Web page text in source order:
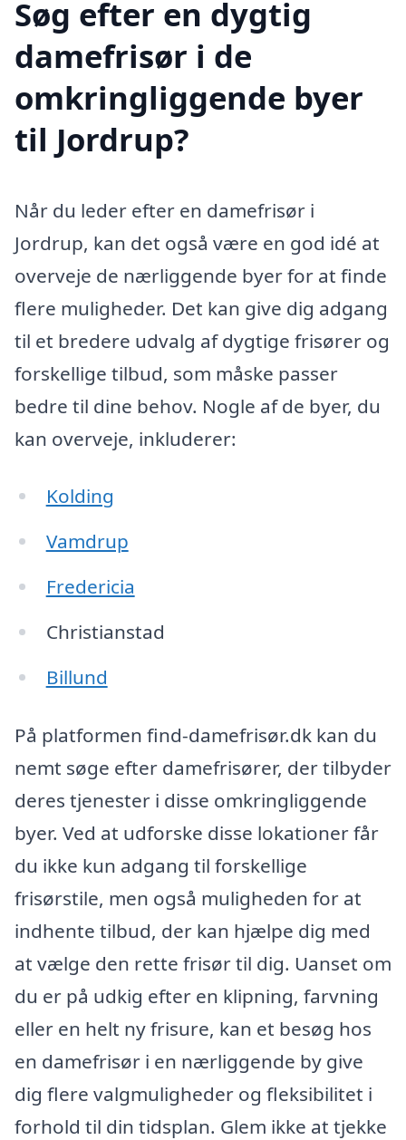
Søg efter en dygtig
damefrisør i de
omkringliggende byer
til Jordrup?
Når du leder efter en damefrisør i
Jordrup, kan det også være en god idé at
overveje de nærliggende byer for at finde
flere muligheder. Det kan give dig adgang
til et bredere udvalg af dygtige frisører og
forskellige tilbud, som måske passer
bedre til dine behov. Nogle af de byer, du
kan overveje, inkluderer:
Kolding
Vamdrup
Fredericia
Christianstad
Billund
På platformen find-damefrisør.dk kan du
nemt søge efter damefrisører, der tilbyder
deres tjenester i disse omkringliggende
byer. Ved at udforske disse lokationer får
du ikke kun adgang til forskellige
frisørstile, men også muligheden for at
indhente tilbud, der kan hjælpe dig med
at vælge den rette frisør til dig. Uanset om
du er på udkig efter en klipning, farvning
eller en helt ny frisure, kan et besøg hos
en damefrisør i en nærliggende by give
dig flere valgmuligheder og fleksibilitet i
forhold til din tidsplan. Glem ikke at tjekke